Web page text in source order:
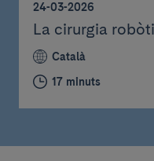
24-03-2026
La cirurgia
Català
17 minuts